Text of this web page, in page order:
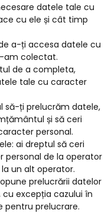
datele tale cu
cu ele și cât timp
a-ți accesa datele cu
am colectat.
de a completa,
tale cu caracter
să-ți prelucrăm datele,
și să ceri
personal.
ai dreptul să ceri
de la operator
un alt operator.
prelucrării datelor
excepția cazului în
pentru prelucrare.